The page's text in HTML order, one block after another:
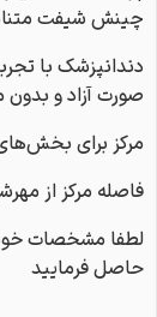
چینش شیفت
صورت آزاد و
مرکز برای
فاصله مرکز از
لطفا مشخصات خود
حاصل فرمایید